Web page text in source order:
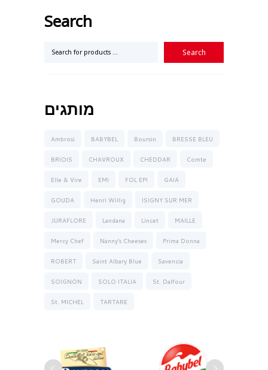
Search
מותגים
Ambrosi BABYBEL Boursin BRESSE BLEU
BRIOIS CHAVROUX CHEDDAR Comte
Elle & Vire EMI FOL EPI GAIA
GOUDA Henri Willig ISIGNY SUR MER
JURAFLORE Landana Lincet MAILLE
Mercy Chef Nanny’s Cheeses Prima Donna
ROBERT Saint Albary Blue Savencia
SOIGNON SOLO ITALIA St. Dalfour
St. MICHEL TARTARE